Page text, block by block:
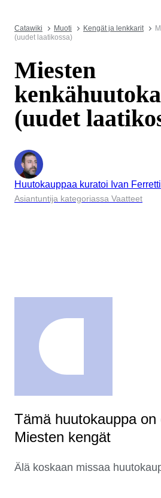
Catawiki Muoti Kengät ja lenkkarit
(uudet laatikossa)
Miesten
(uudet
Huutokauppaa kuratoi Ivan Ferretti
Asiantuntija kategoriassa Vaatteet
Tämä huutokauppa
Miesten kengät
Älä koskaan missaa